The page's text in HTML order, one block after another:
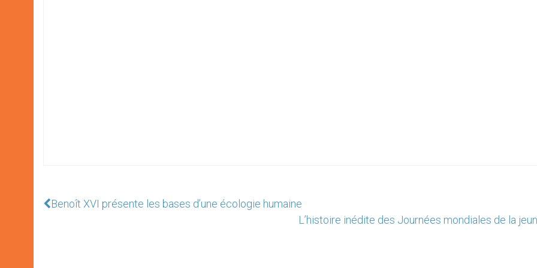
Benoît XVI présente les bases d’une écologie humaine
L’histoire inédite des Journées mondiales de la